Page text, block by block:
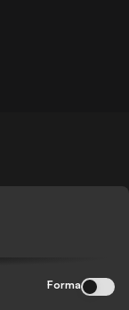
Forma